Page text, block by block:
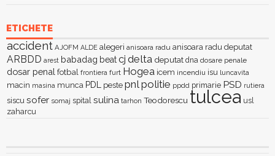
ETICHETE
accident AJOFM ALDE alegeri anisoara radu anisoara radu deputat
ARBDD arest babadag beatcj delta deputat dna dosare penale
dosar penal fotbal frontiera furt Hogea icem incendiu isu luncavita
macin masina munca PDL peste pnlpolitie ppdd primarie PSD rutiera
siscu sofer somaj spital sulina tarhon Teodorescu tulcea usl
zaharcu